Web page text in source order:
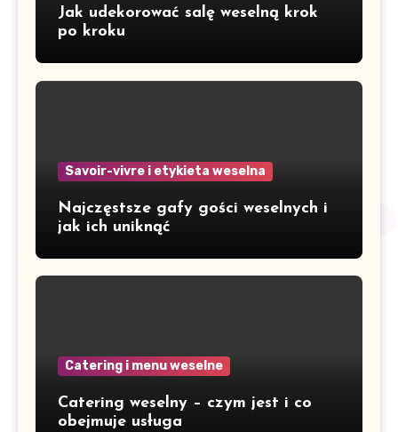
Jak udekorować salę weselną krok
po kroku
Savoir-vivre i etykieta weselna
Najczęstsze gafy gości weselnych i
jak ich uniknąć
Catering i menu weselne
Catering weselny – czym jest i co
obejmuje usługa